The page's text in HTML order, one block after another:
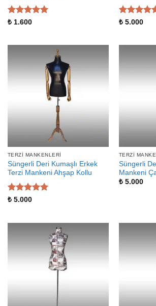
5 üzerinden
₺1.600
5 üzerinden
₺5.000
TERZI MANKENLERI
Süngerli Deri Kumaşlı Erkek
Terzi Mankeni Ahşap Kollu
5 üzerinden
₺5.000
TERZI
Süngerli
Mankeni
₺5.000